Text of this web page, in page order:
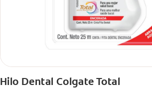
Hilo Dental Colgate Total